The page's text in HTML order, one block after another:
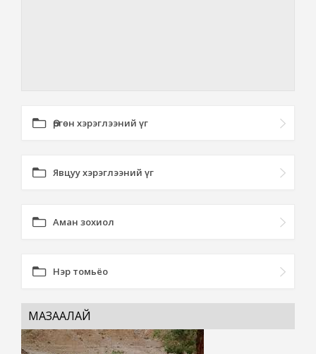
Өргөн хэрэглээний үг
Явцуу хэрэглээний үг
Аман зохиол
Нэр томьёо
МАЗААЛАЙ